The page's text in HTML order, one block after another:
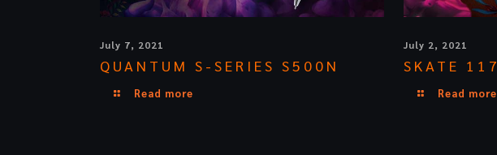
July 7, 2021
QUANTUM S-SERIES S500N
Read more
July 2, 2021
SKATE 117
Read more